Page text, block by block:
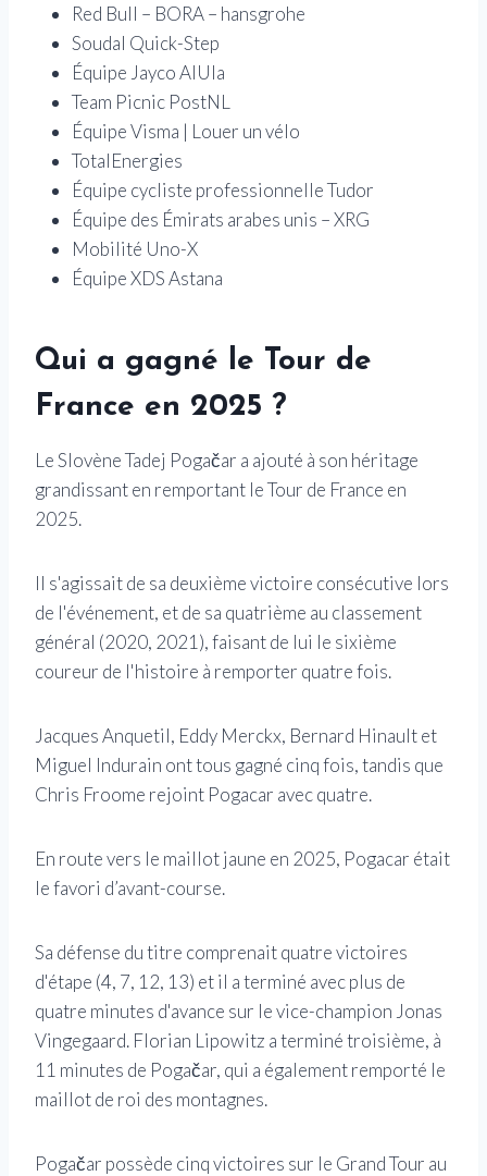
Red Bull – BORA – hansgrohe
Soudal Quick-Step
Équipe Jayco AlUla
Team Picnic PostNL
Équipe Visma | Louer un vélo
TotalEnergies
Équipe cycliste professionnelle Tudor
Équipe des Émirats arabes unis – XRG
Mobilité Uno-X
Équipe XDS Astana
Qui a gagné le Tour de
France en 2025 ?
Le Slovène Tadej Pogačar a ajouté à son héritage
grandissant en remportant le Tour de France en
2025.
Il s'agissait de sa deuxième victoire consécutive lors
de l'événement, et de sa quatrième au classement
général (2020, 2021), faisant de lui le sixième
coureur de l'histoire à remporter quatre fois.
Jacques Anquetil, Eddy Merckx, Bernard Hinault et
Miguel Indurain ont tous gagné cinq fois, tandis que
Chris Froome rejoint Pogacar avec quatre.
En route vers le maillot jaune en 2025, Pogacar était
le favori d’avant-course.
Sa défense du titre comprenait quatre victoires
d'étape (4, 7, 12, 13) et il a terminé avec plus de
quatre minutes d'avance sur le vice-champion Jonas
Vingegaard. Florian Lipowitz a terminé troisième, à
11 minutes de Pogačar, qui a également remporté le
maillot de roi des montagnes.
Pogačar possède cinq victoires sur le Grand Tour au